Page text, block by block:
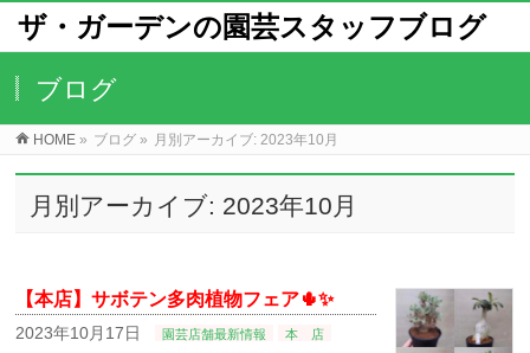
ザ・ガーデンの園芸スタッフブログ
ブログ
HOME » ブログ » 月別アーカイブ: 2023年10月
月別アーカイブ: 2023年10月
【本店】サボテン多肉植物フェア🌵✨
2023年10月17日 園芸店舗最新情報 本 店